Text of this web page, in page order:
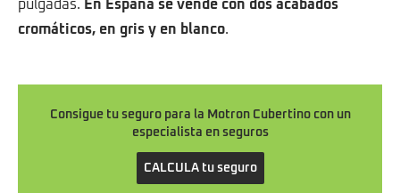
pulgadas. En España se vende con dos acabados
cromáticos, en gris y en blanco.
Consigue tu seguro para la Motron Cubertino con un
especialista en seguros
CALCULA tu seguro